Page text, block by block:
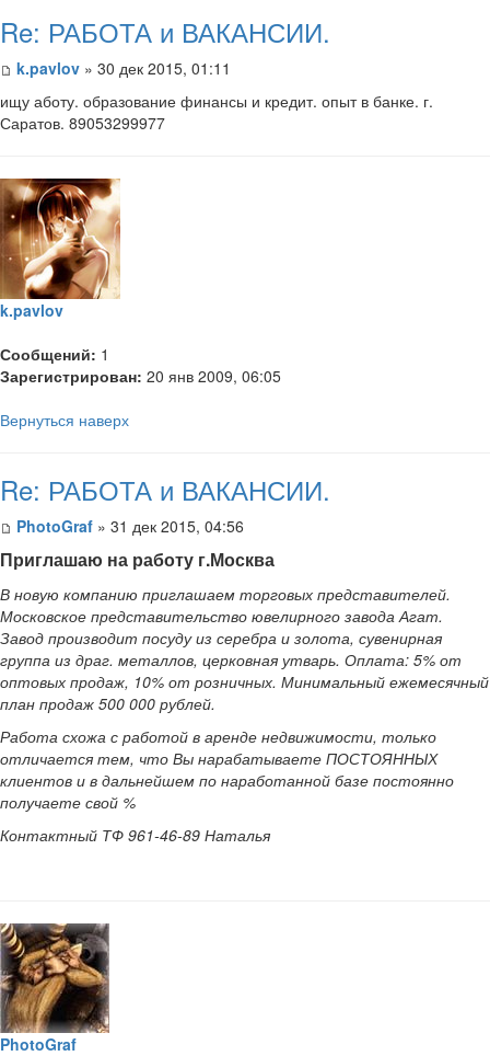
Re: РАБОТА и ВАКАНСИИ.
k.pavlov » 30 дек 2015, 01:11
ищу аботу. образование финансы и кредит. опыт в банке. г.
Саратов. 89053299977
k.pavlov
Сообщений: 1
Зарегистрирован: 20 янв 2009, 06:05
Вернуться наверх
Re: РАБОТА и ВАКАНСИИ.
PhotoGraf » 31 дек 2015, 04:56
Приглашаю на работу г.Москва
В новую компанию приглашаем торговых представителей.
Московское представительство ювелирного завода Агат.
Завод производит посуду из серебра и золота, сувенирная
группа из драг. металлов, церковная утварь. Оплата: 5% от
оптовых продаж, 10% от розничных. Минимальный ежемесячный
план продаж 500 000 рублей.
Работа схожа с работой в аренде недвижимости, только
отличается тем, что Вы нарабатываете ПОСТОЯННЫХ
клиентов и в дальнейшем по наработанной базе постоянно
получаете свой %
Контактный ТФ 961-46-89 Наталья
PhotoGraf